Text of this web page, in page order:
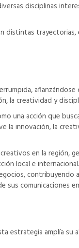
disciplinas
distintas
la creatividad y
una acción que
innovación, la
en la región,
local e
contribuyendo
sus comunicaciones
estrategia amplía su